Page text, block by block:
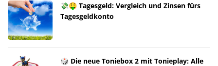
💸🤑 Tagesgeld: Vergleich und Zinsen fürs
Tagesgeldkonto
🎲 Die neue Toniebox 2 mit Tonieplay: Alle